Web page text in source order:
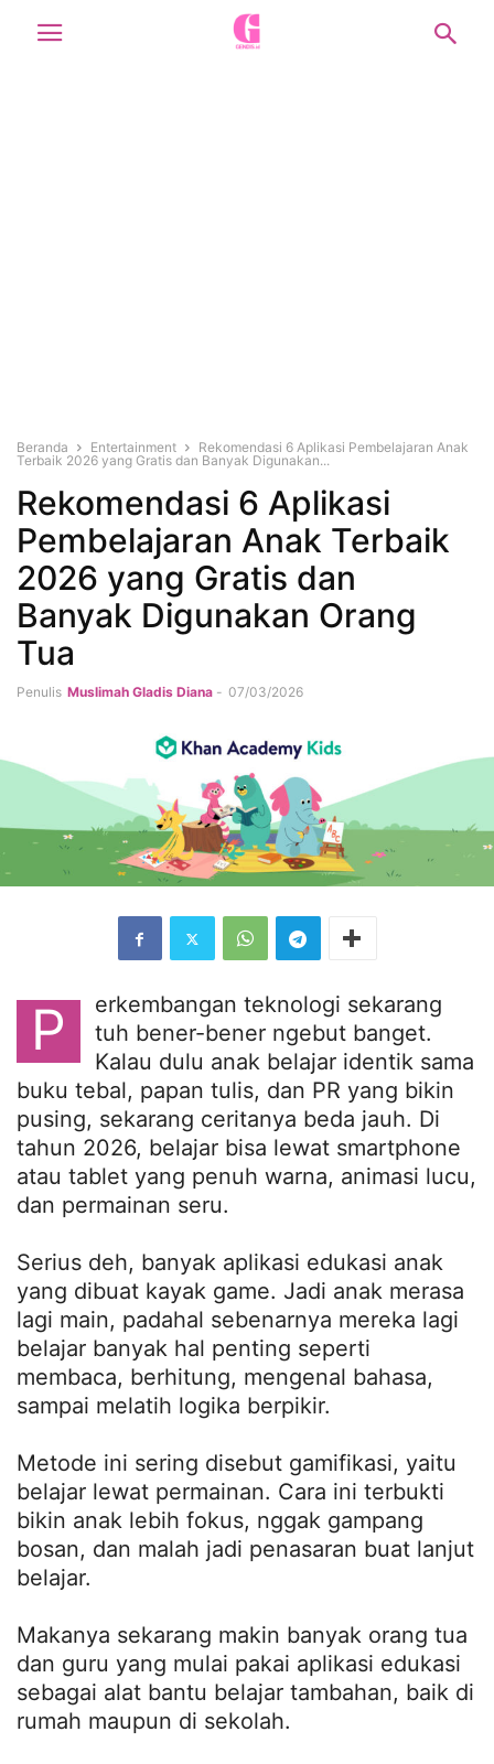
Beranda Entertainment
Rekomendasi 6 Aplikasi Pembelajaran Anak
Terbaik 2026 yang Gratis dan Banyak Digunakan...
Rekomendasi 6 Aplikasi
Pembelajaran Anak Terbaik
2026 yang Gratis dan
Banyak Digunakan Orang
Tua
Penulis Muslimah Gladis Diana - 07/03/2026
P
erkembangan teknologi sekarang
tuh bener-bener ngebut banget.
Kalau dulu anak belajar identik sama
buku tebal, papan tulis, dan PR yang bikin
pusing, sekarang ceritanya beda jauh. Di
tahun 2026, belajar bisa lewat smartphone
atau tablet yang penuh warna, animasi lucu,
dan permainan seru.
Serius deh, banyak aplikasi edukasi anak
yang dibuat kayak game. Jadi anak merasa
lagi main, padahal sebenarnya mereka lagi
belajar banyak hal penting seperti
membaca, berhitung, mengenal bahasa,
sampai melatih logika berpikir.
Metode ini sering disebut gamifikasi, yaitu
belajar lewat permainan. Cara ini terbukti
bikin anak lebih fokus, nggak gampang
bosan, dan malah jadi penasaran buat lanjut
belajar.
Makanya sekarang makin banyak orang tua
dan guru yang mulai pakai aplikasi edukasi
sebagai alat bantu belajar tambahan, baik di
rumah maupun di sekolah.